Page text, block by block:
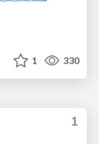
1 330